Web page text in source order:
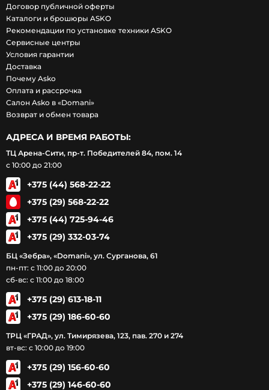
Договор публичной оферты
Каталоги и брошюры ASKO
Рекомендации по установке техники ASKO
Сервисные центры
Условия гарантии
Доставка
Почему Asko
Оплата и рассрочка
Салон Asko в «Domani»
Возврат и обмен товара
АДРЕСА И ВРЕМЯ РАБОТЫ:
ТЦ Арена-Сити, пр-т. Победителей 84, пом. 14
с 10:00 до 21:00
+375 (44) 568-22-22
+375 (29) 568-22-22
+375 (44) 725-94-46
+375 (29) 332-03-74
БЦ «Зебра», «Domani», ул. Сурганова, 61
пн-пт: с 11:00 до 20:00
сб-вс: с 11:00 до 18:00
+375 (29) 613-18-11
+375 (29) 186-60-60
ТРЦ «ГРАД», ул. Тимирязева, 123, пав. 270 и 274
вт-вс: с 10:00 до 19:00
+375 (29) 156-60-60
+375 (29) 146-60-60